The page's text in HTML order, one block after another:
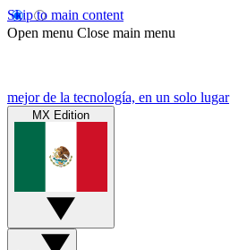
Skip to main content
Open menu Close main menu
mejor de la tecnología, en un solo lugar
MX Edition